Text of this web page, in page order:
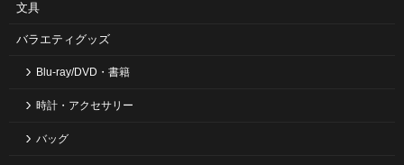
文具
バラエティグッズ
Blu-ray/DVD・書籍
時計・アクセサリー
バッグ